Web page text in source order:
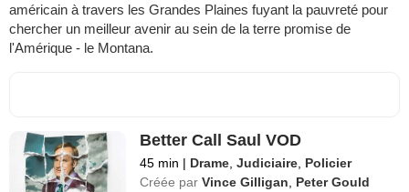
américain à travers les Grandes Plaines fuyant la pauvreté pour
chercher un meilleur avenir au sein de la terre promise de
l'Amérique - le Montana.
Better Call Saul VOD
45 min | Drame ,Judiciaire Policier
Créée par Vince Gilligan
Peter Gould